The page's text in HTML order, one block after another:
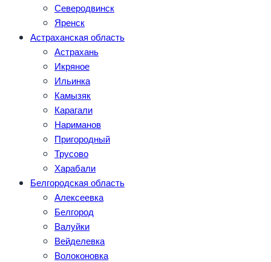
Северодвинск
Яренск
Астраханская область
Астрахань
Икряное
Ильинка
Камызяк
Карагали
Нариманов
Пригородный
Трусово
Харабали
Белгородская область
Алексеевка
Белгород
Валуйки
Вейделевка
Волоконовка